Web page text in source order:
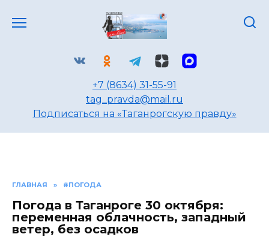
+7 (8634) 31-55-91
tag_pravda@mail.ru
Подписаться на «Таганрогскую правду»
ГЛАВНАЯ » #ПОГОДА
Погода в Таганроге 30 октября:
переменная облачность, западный
ветер, без осадков